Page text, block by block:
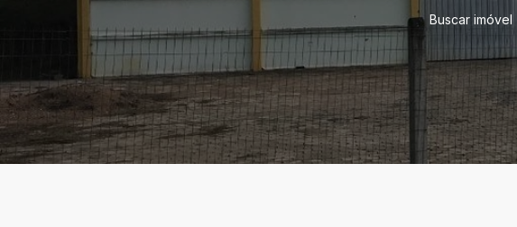
Buscar imóvel